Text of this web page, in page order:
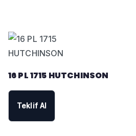
16 PL 1715 HUTCHINSON
Teklif Al